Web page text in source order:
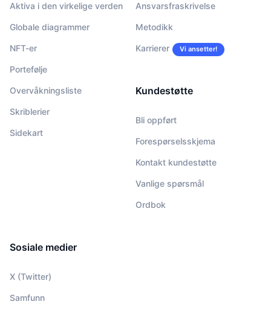
Aktiva i den virkelige verden
Globale diagrammer
NFT-er
Portefølje
Overvåkningsliste
Skriblerier
Sidekart
Ansvarsfraskrivelse
Metodikk
Karrierer Vi ansetter!
Kundestøtte
Bli oppført
Forespørselsskjema
Kontakt kundestøtte
Vanlige spørsmål
Ordbok
Sosiale medier
X (Twitter)
Samfunn